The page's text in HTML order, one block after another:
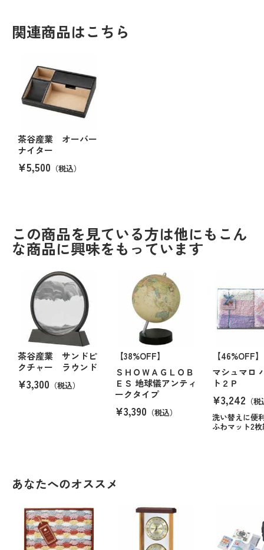
関連商品はこちら
茶谷産業 オーバー
ナイター
¥5,500 （税込）
この商品を見ている方は他にもこん
な商品に興味をもっています
茶谷産業 サンドピ
クチャー ラウンド
¥3,300 （税込）
【38%OFF】
ＳＨＯＷＡＧＬＯＢ
ＥＳ 地球儀アンティ
ークタイプ
¥3,390 （税込）
【46%OFF】
マシュマロ
ト２Ｐ
¥3,242 （
洗い替えに便
ふわマット2
あなたへのオススメ